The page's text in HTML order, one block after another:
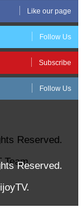
Like our page
Follow Us
Subscribe
Follow Us
Reserved.
Reserved.